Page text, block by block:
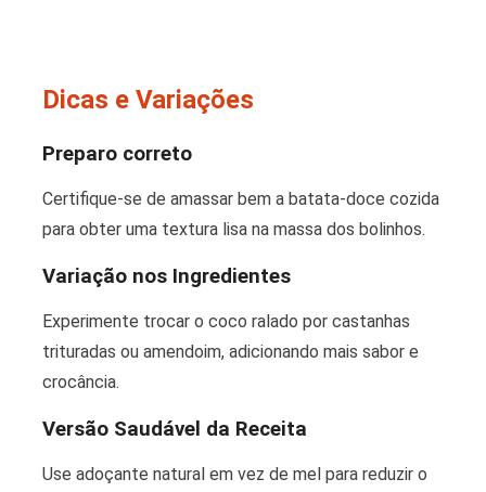
Dicas e Variações
Preparo correto
Certifique-se de amassar bem a batata-doce cozida
para obter uma textura lisa na massa dos bolinhos.
Variação nos Ingredientes
Experimente trocar o coco ralado por castanhas
trituradas ou amendoim, adicionando mais sabor e
crocância.
Versão Saudável da Receita
Use adoçante natural em vez de mel para reduzir o